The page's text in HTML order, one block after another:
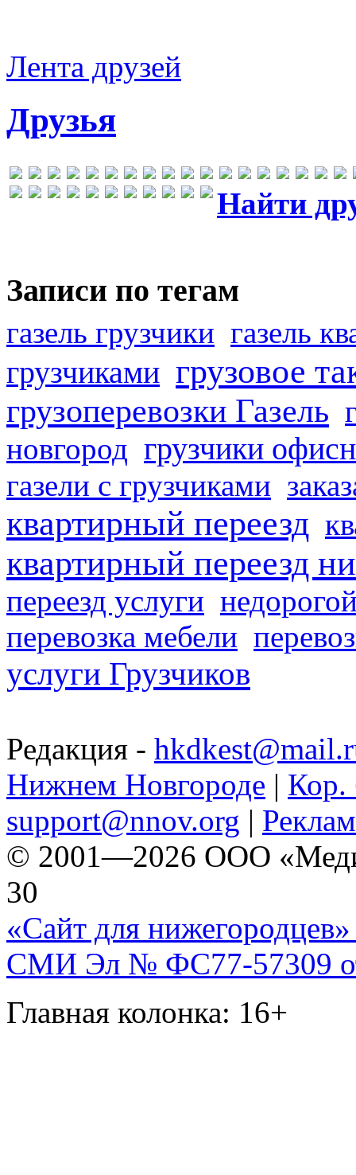
Лента друзей
Друзья
Найти
Записи по тегам
газель грузчики газель
грузчиками грузовое
грузоперевозки Газель
новгород грузчики
газели с грузчиками
квартирный переезд
квартирный переезд
переезд услуги
перевозка мебели
услуги Грузчиков
Редакция -
Нижнем Новгороде | Кор.
support@nnov.org |
© 2001—2026 ООО
30
«Сайт для нижегородцев»
СМИ Эл № ФС77-57309
Главная колонка: 16+